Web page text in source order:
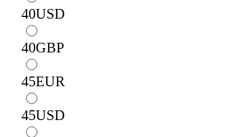
40USD
40GBP
45EUR
45USD